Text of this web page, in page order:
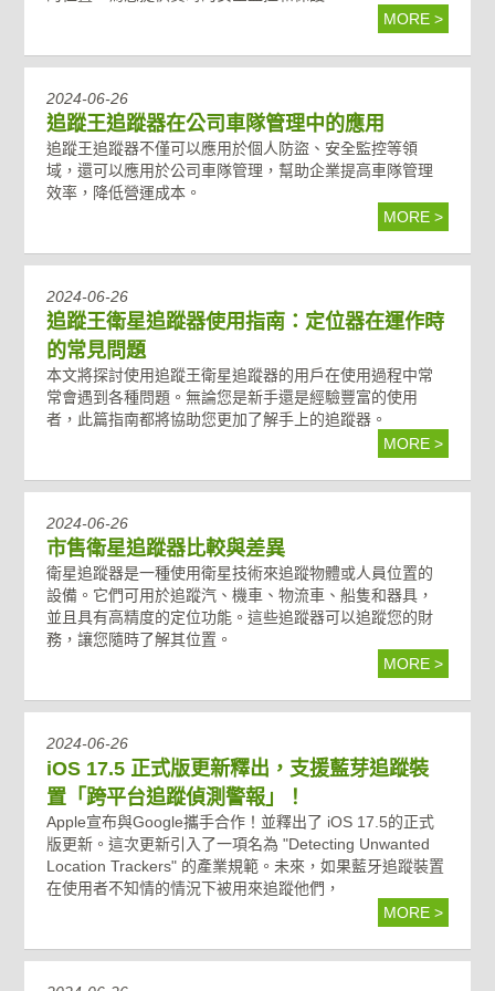
MORE >
2024-06-26
追蹤王追蹤器在公司車隊管理中的應用
追蹤王追蹤器不僅可以應用於個人防盜、安全監控等領
域，還可以應用於公司車隊管理，幫助企業提高車隊管理
效率，降低營運成本。
MORE >
2024-06-26
追蹤王衛星追蹤器使用指南：定位器在運作時
的常見問題
本文將探討使用追蹤王衛星追蹤器的用戶在使用過程中常
常會遇到各種問題。無論您是新手還是經驗豐富的使用
者，此篇指南都將協助您更加了解手上的追蹤器。
MORE >
2024-06-26
市售衛星追蹤器比較與差異
衛星追蹤器是一種使用衛星技術來追蹤物體或人員位置的
設備。它們可用於追蹤汽、機車、物流車、船隻和器具，
並且具有高精度的定位功能。這些追蹤器可以追蹤您的財
務，讓您隨時了解其位置。
MORE >
2024-06-26
iOS 17.5 正式版更新釋出，支援藍芽追蹤裝
置「跨平台追蹤偵測警報」！
Apple宣布與Google攜手合作！並釋出了 iOS 17.5的正式
版更新。這次更新引入了一項名為 "Detecting Unwanted
Location Trackers" 的產業規範。未來，如果藍牙追蹤裝置
在使用者不知情的情況下被用來追蹤他們，
MORE >